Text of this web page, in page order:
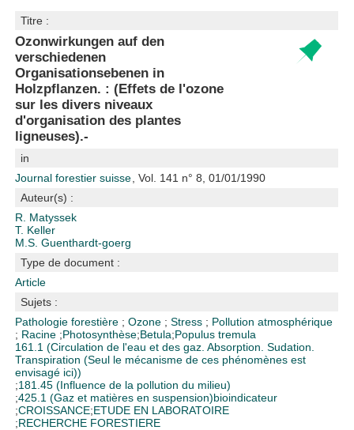
Titre :
Ozonwirkungen auf den
verschiedenen
Organisationsebenen in
Holzpflanzen. : (Effets de l'ozone
sur les divers niveaux
d'organisation des plantes
ligneuses).-
in
Journal forestier suisse , Vol. 141 n° 8, 01/01/1990
Auteur(s) :
R. Matyssek
T. Keller
M.S. Guenthardt-goerg
Type de document :
Article
Sujets :
Pathologie forestière ;Ozone ;Stress ; Pollution atmosphérique
; Racine ;Photosynthèse;Betula;Populus tremula
161.1 (Circulation de l'eau et des gaz. Absorption. Sudation.
Transpiration (Seul le mécanisme de ces phénomènes est
envisagé ici))
;181.45 (Influence de la pollution du milieu)
;425.1 (Gaz et matières en suspension)bioindicateur
;CROISSANCE;ETUDE EN LABORATOIRE
;RECHERCHE FORESTIERE